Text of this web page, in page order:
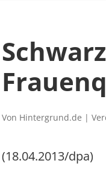
Von Hintergrund.de |
(18.04.2013/dpa)